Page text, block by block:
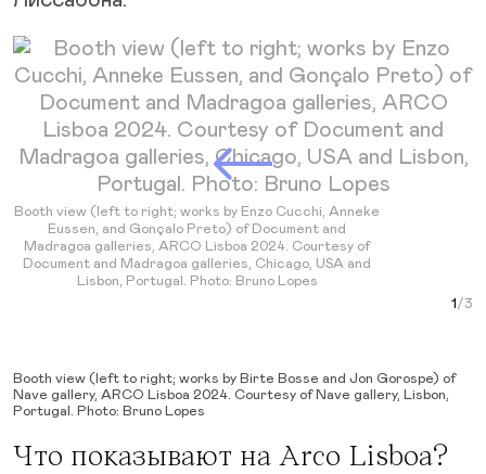
Next Slide
Booth view (left to right; works by Enzo Cucchi, Anneke
Eussen, and Gonçalo Preto) of Document and
Madragoa galleries, ARCO Lisboa 2024. Courtesy of
Document and Madragoa galleries, Chicago, USA and
Lisbon, Portugal. Photo: Bruno Lopes
Booth view (left to right; works by Birte Bosse and Jon Gorospe) of
Nave gallery, ARCO Lisboa 2024. Courtesy of Nave gallery, Lisbon,
Portugal. Photo: Bruno Lopes
Что показывают на Arco Lisboa?